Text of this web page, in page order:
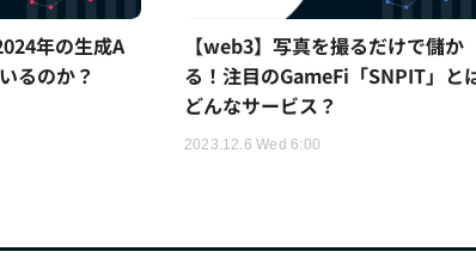
年の生成A
るのか？
【web3】写真を撮るだけで儲か
る！注目のGameFi「SNPIT」と
どんなサービス？
2023.12.6 Wed 6:00